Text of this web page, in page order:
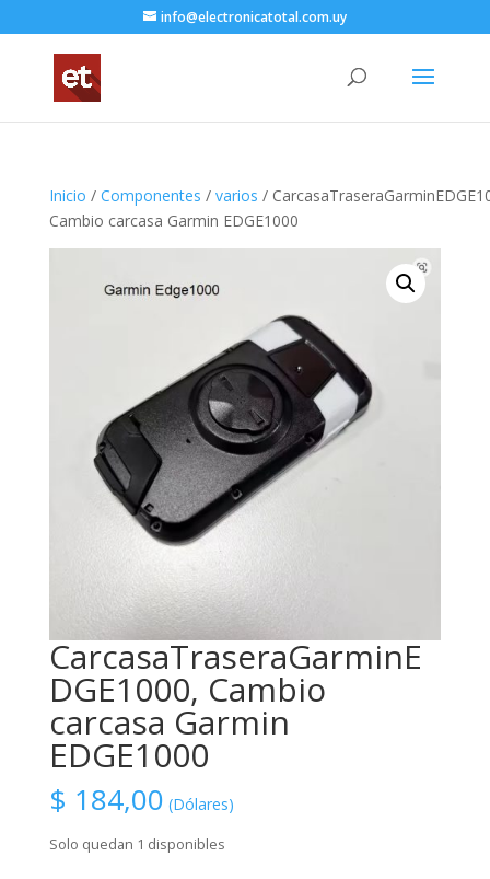
info@electronicatotal.com.uy
Inicio / Componentes / varios /
Cambio carcasa Garmin EDGE1000
CarcasaTraseraGarminE
DGE1000, Cambio
carcasa Garmin
EDGE1000
$ 184,00 (Dólares)
Solo quedan 1 disponibles